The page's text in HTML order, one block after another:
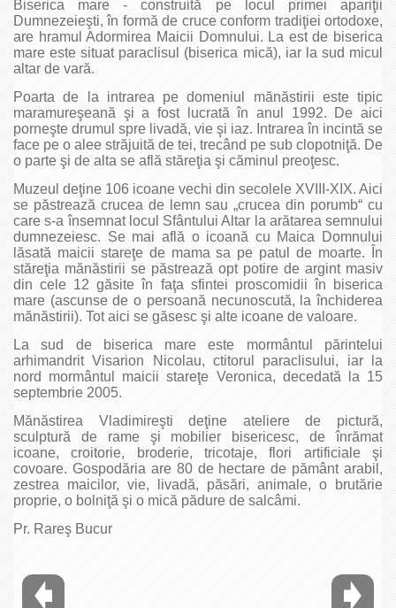
Biserica mare - construită pe locul primei apariţii
Dumnezeieşti, în formă de cruce conform tradiţiei ortodoxe,
are hramul Adormirea Maicii Domnului. La est de biserica
mare este situat paraclisul (biserica mică), iar la sud micul
altar de vară.
Poarta de la intrarea pe domeniul mănăstirii este tipic
maramureşeană şi a fost lucrată în anul 1992. De aici
porneşte drumul spre livadă, vie şi iaz. Intrarea în incintă se
face pe o alee străjuită de tei, trecând pe sub clopotniţă. De
o parte şi de alta se află stăreţia şi căminul preoţesc.
Muzeul deţine 106 icoane vechi din secolele XVIII-XIX. Aici
se păstrează crucea de lemn sau „crucea din porumb“ cu
care s-a însemnat locul Sfântului Altar la arătarea semnului
dumnezeiesc. Se mai află o icoană cu Maica Domnului
lăsată maicii stareţe de mama sa pe patul de moarte. În
stăreţia mănăstirii se păstrează opt potire de argint masiv
din cele 12 găsite în faţa sfintei proscomidii în biserica
mare (ascunse de o persoană necunoscută, la închiderea
mănăstirii). Tot aici se găsesc şi alte icoane de valoare.
La sud de biserica mare este mormântul părintelui
arhimandrit Visarion Nicolau, ctitorul paraclisului, iar la
nord mormântul maicii stareţe Veronica, decedată la 15
septembrie 2005.
Mănăstirea Vladimireşti deţine ateliere de pictură,
sculptură de rame şi mobilier bisericesc, de înrămat
icoane, croitorie, broderie, tricotaje, flori artificiale şi
covoare. Gospodăria are 80 de hectare de pământ arabil,
zestrea maicilor, vie, livadă, păsări, animale, o brutărie
proprie, o bolniţă şi o mică pădure de salcâmi.
Pr. Rareş Bucur